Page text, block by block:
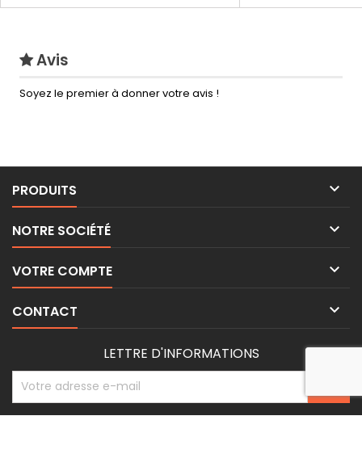
Avis
Soyez le premier à donner votre avis !
PRODUITS 
NOTRE SOCIÉTÉ 
VOTRE COMPTE 
CONTACT 
LETTRE D'INFORMATIONS